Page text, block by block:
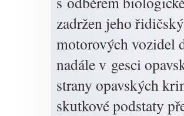
zadržen jeho
motorových vozidel
nadále v gesci
strany opavských
skutkové podstaty